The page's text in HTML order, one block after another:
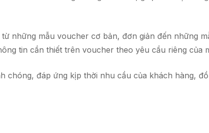
những mẫu voucher cơ bản, đơn giản đến những
tin cần thiết trên voucher theo yêu cầu riêng của
chóng, đáp ứng kịp thời nhu cầu của khách hàng,